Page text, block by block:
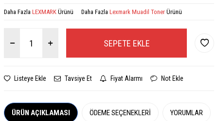
Daha Fazla LEXMARK Ürünü Daha Fazla Lexmark Muadil Toner Ürünü
SEPETE EKLE
Listeye Ekle Tavsiye Et Fiyat Alarmı Not Ekle
ÜRÜN AÇIKLAMASI ÖDEME SEÇENEKLERI YORUMLAR